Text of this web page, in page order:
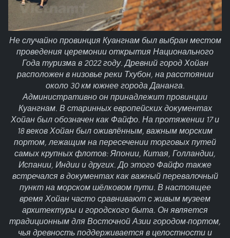
Не случайно провинция Куангнам был выбран местом
проведения церемонии открытия Национального
Года туризма в 2022 году. Древний город Хойан
расположен в низовье реки Тхубон, на расстоянии
около 30 км южнее города Дананга.
Административно он принадлежит провинции
Куангнам. В старинных европейских документах
Хойан был обозначен как Файфо. На протяжении 17 и
18 веков Хойан был оживлённым, важным морским
портом, лежащим на пересечении торговых путей
самых крупных флотов: Японии, Китая, Голландии,
Испании, Индии и других. До этого Файфо также
встречался в документах как важный перевалочный
пункт на морском шёлковом пути. В настоящее
время Хойан часто сравнивают с живым музеем
архитектуры и городского быта. Он является
традиционным для Восточной Азии городом-портом,
чья древность поддерживается в целостности и